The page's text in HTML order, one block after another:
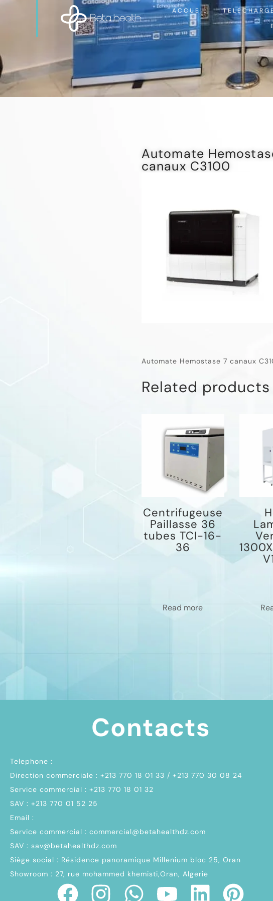
ACCUEIL
Automate
canaux C3100
Automate Hemostase 7 canaux
Related products
Centrifugeuse
Paillasse 36
tubes TCI-16-
36
Read more
Contacts
Telephone :
Direction commerciale : +213 770 18 01 33 / +213 770 30 08 24
Service commercial : +213 770 18 01 32
SAV : +213 770 01 52 25
Email :
Service commercial : commercial@betahealthdz.com
SAV : sav@betahealthdz.com
Siège social : Résidence panoramique Millenium bloc 25, Oran
Showroom : 27, rue mohammed khemisti,Oran, Algerie